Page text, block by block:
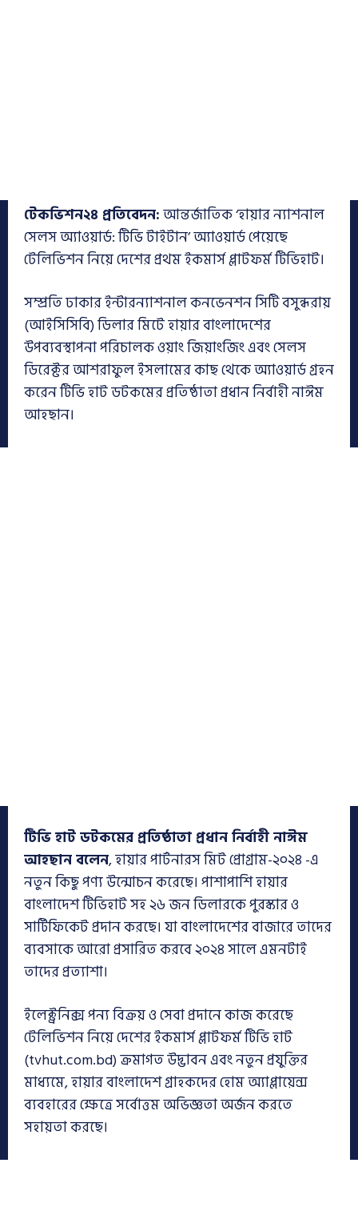
টেকভিশন২৪ প্রতিবেদন:আন্তর্জাতিক ‘হায়ার ন্যাশনাল
সেলস অ্যাওয়ার্ড: টিভি টাইটান’ অ্যাওয়ার্ড পেয়েছে
টেলিভিশন নিয়ে দেশের প্রথম ইকমার্স প্লাটফর্ম টিভিহাট।
সম্প্রতি ঢাকার ইন্টারন্যাশনাল কনভেনশন সিটি বসুন্ধরায়
(আইসিসিবি) ডিলার মিটে হায়ার বাংলাদেশের
উপব্যবস্থাপনা পরিচালক ওয়াং জিয়াংজিং এবং সেলস
ডিরেক্টর আশরাফুল ইসলামের কাছ থেকে অ্যাওয়ার্ড গ্রহন
করেন টিভি হাট ডটকমের প্রতিষ্ঠাতা প্রধান নির্বাহী নাঈম
আহছান।
টিভি হাট ডটকমের প্রতিষ্ঠাতা প্রধান নির্বাহী নাঈম
আহছান বলেন, হায়ার পার্টনারস মিট প্রোগ্রাম-২০২৪ -এ
নতুন কিছু পণ্য উন্মোচন করেছে। পাশাপাশি হায়ার
বাংলাদেশ টিভিহাট সহ ২৬ জন ডিলারকে পুরস্কার ও
সার্টিফিকেট প্রদান করছে। যা বাংলাদেশের বাজারে তাদের
ব্যবসাকে আরো প্রসারিত করবে ২০২৪ সালে এমনটাই
তাদের প্রত্যাশা।
ইলেক্ট্রনিক্স পন্য বিক্রয় ও সেবা প্রদানে কাজ করেছে
টেলিভিশন নিয়ে দেশের ইকমার্স প্লাটফর্ম টিভি হাট
(tvhut.com.bd) ক্রমাগত উদ্ভাবন এবং নতুন প্রযুক্তির
মাধ্যমে, হায়ার বাংলাদেশ গ্রাহকদের হোম অ্যাপ্লায়েন্স
ব্যবহারের ক্ষেত্রে সর্বোত্তম অভিজ্ঞতা অর্জন করতে
সহায়তা করছে।